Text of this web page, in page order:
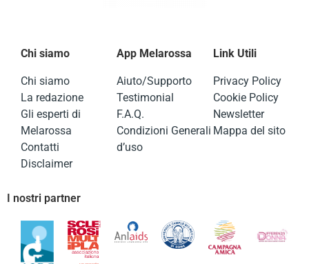
Chi siamo
Chi siamo
La redazione
Gli esperti di
Melarossa
Contatti
Disclaimer
App Melarossa
Aiuto/Supporto
Testimonial
F.A.Q.
Condizioni Generali
d’uso
Link Utili
Privacy Policy
Cookie Policy
Newsletter
Mappa del sito
I nostri partner